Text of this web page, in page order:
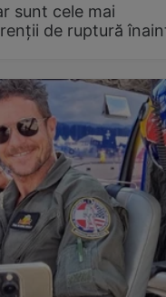
sunt cele mai
de ruptură